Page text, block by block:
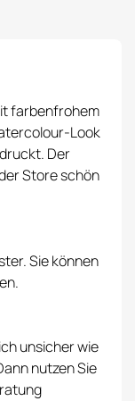
farbenfrohem
Look
Der
Store schön
Sie können
unsicher wie
nutzen Sie